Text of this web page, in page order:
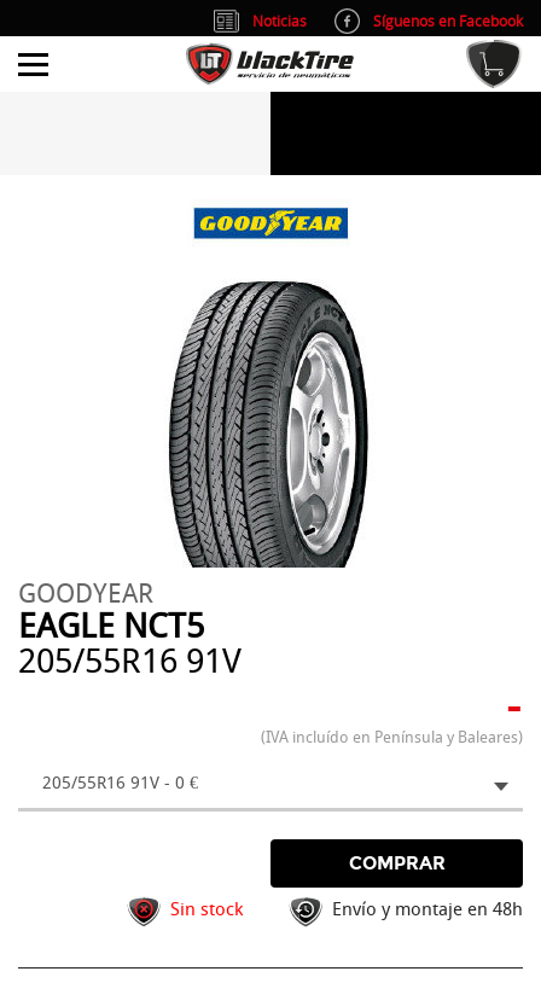
GOODYEAR
EAGLE NCT5
205/55R16 91V
-
(IVA incluído en Península y Baleares)
205/55R16 91V - 0 €
COMPRAR
Sin stock Envío y montaje en 48h
Noticias
Síguenos en Facebook
info@blacktire.es
Atención al cliente: L/V 9:00-14:00 y 15:00-19:00